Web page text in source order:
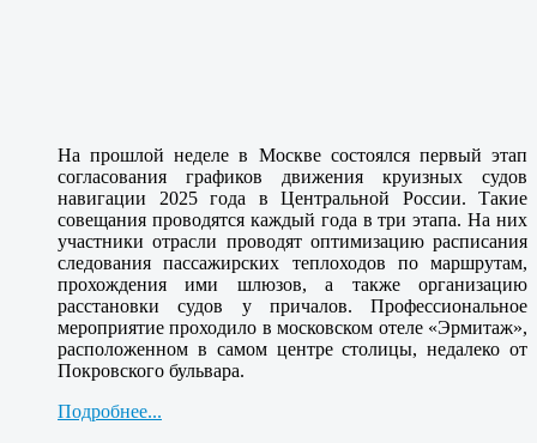
На прошлой неделе в Москве состоялся первый этап
согласования графиков движения круизных судов
навигации 2025 года в Центральной России. Такие
совещания проводятся каждый года в три этапа. На них
участники отрасли проводят оптимизацию расписания
следования пассажирских теплоходов по маршрутам,
прохождения ими шлюзов, а также организацию
расстановки судов у причалов. Профессиональное
мероприятие проходило в московском отеле «Эрмитаж»,
расположенном в самом центре столицы, недалеко от
Покровского бульвара.
Подробнее...